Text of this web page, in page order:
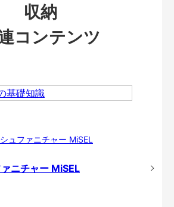
収納
コンテンツ
ニチャー MiSEL